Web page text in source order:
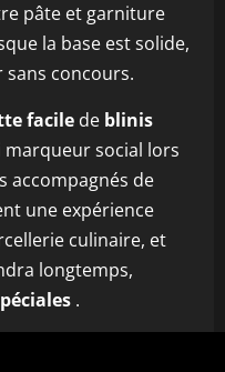
pâte et garniture
la base est solide,
sans concours.
facile de blinis
social lors
accompagnés de
une expérience
culinaire, et
longtemps,
.